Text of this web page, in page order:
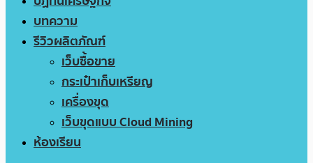
บทความ
รีวิวผลิตภัณฑ์
เว็บซื้อขาย
กระเป๋าเก็บเหรียญ
เครื่องขุด
เว็บขุดแบบ Cloud Mining
ห้องเรียน